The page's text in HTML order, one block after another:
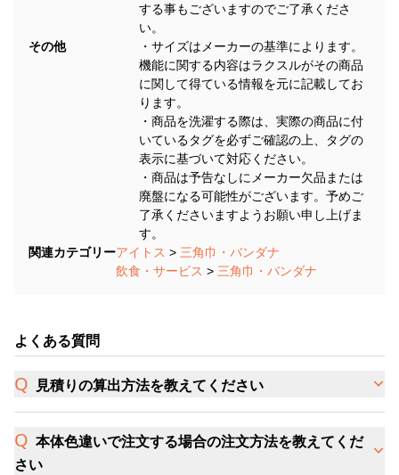
する事もございますのでご了承くださ
い。
その他
・サイズはメーカーの基準によります。
機能に関する内容はラクスルがその商品
に関して得ている情報を元に記載してお
ります。
・商品を洗濯する際は、実際の商品に付
いているタグを必ずご確認の上、タグの
表示に基づいて対応ください。
・商品は予告なしにメーカー欠品または
廃盤になる可能性がございます。予めご
了承くださいますようお願い申し上げま
す。
関連カテゴリーアイトス > 三角巾・バンダナ
飲食・サービス > 三角巾・バンダナ
よくある質問
見積りの算出方法を教えてください
本体色違いで注文する場合の注文方法を教えてくだ
さい